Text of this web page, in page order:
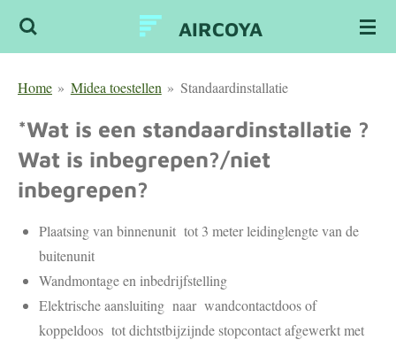
Ga
de
hoofdinhoud
AIRCOYA
Home » Midea toestellen » Standaardinstallatie
*Wat is een standaardinstallatie ?
Wat is inbegrepen?/niet
inbegrepen?
Plaatsing van binnenunit tot 3 meter leidinglengte van de
buitenunit
Wandmontage en inbedrijfstelling
Elektrische aansluiting naar wandcontactdoos of
koppeldoos tot dichtstbijzijnde stopcontact afgewerkt met